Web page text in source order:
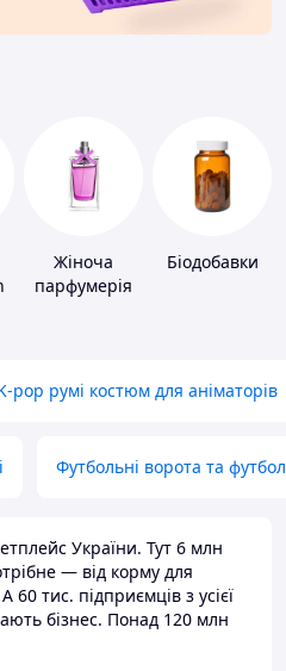
Жіноча
парфумерія
Біодобавки
pop румі костюм для аніматорів
Футбольні ворота та
України. Тут 6 млн
— від корму для
60 тис. підприємців з усієї
бізнес. Понад 120 млн